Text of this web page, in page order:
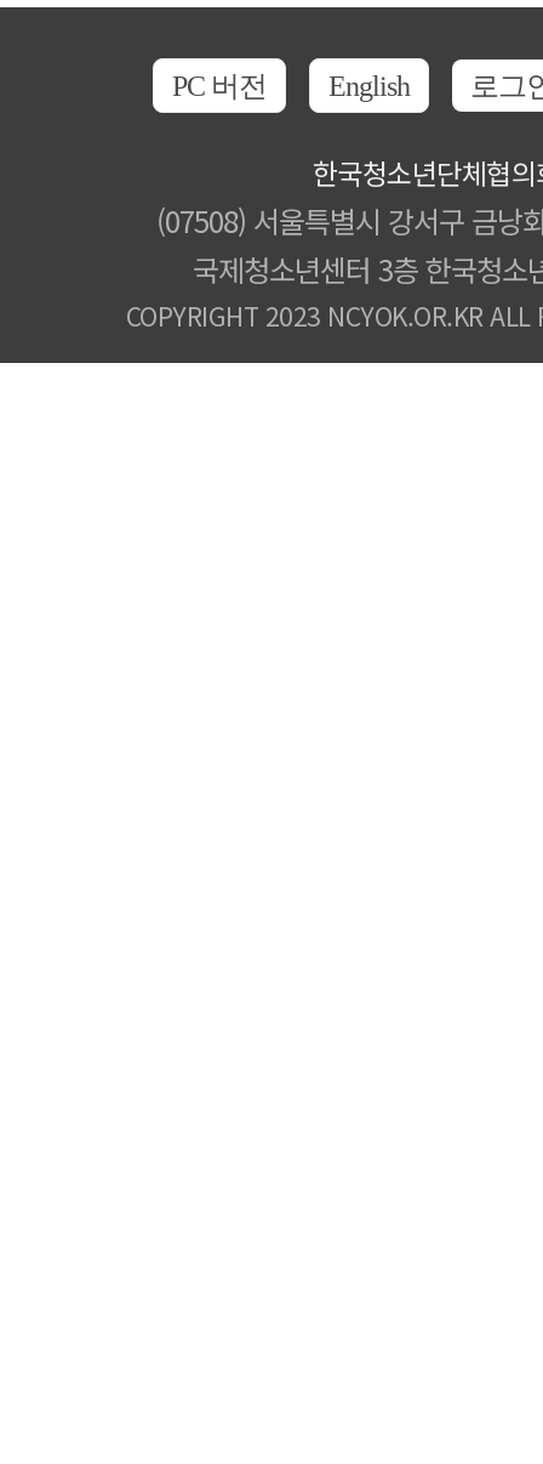
PC 버전 English 로그
한국청소년단체협
(07508) 서울특별시 강서구 금낭
국제청소년센터 3층 한국청소
COPYRIGHT 2023 NCYOK.OR.KR ALL